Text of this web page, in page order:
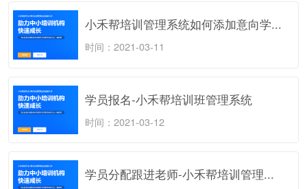
小禾帮培训管理系统如何添加意向学...
时间：2021-03-11
学员报名-小禾帮培训班管理系统
时间：2021-03-12
学员分配跟进老师-小禾帮培训管理...